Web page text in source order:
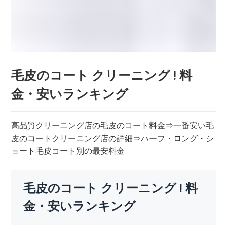
毛皮のコート クリーニング ! 料
金・安いランキング
高品質クリーニング店の毛皮のコート料金⇒一番安い毛
皮のコートクリーニング店の詳細⇒ハーフ・ロング・シ
ョート毛皮コート別の最安料金
毛皮のコート クリーニング ! 料
金・安いランキング